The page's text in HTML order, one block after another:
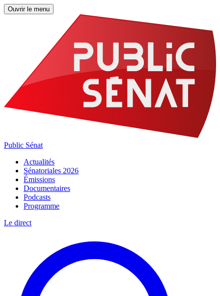
Ouvrir le menu
Public Sénat
Actualités
Sénatoriales 2026
Émissions
Documentaires
Podcasts
Programme
Le direct